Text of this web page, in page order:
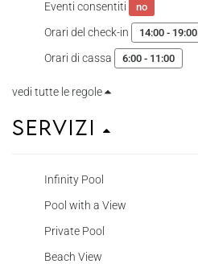
Eventi consentiti no
Orari del check-in 14:00 - 19:00
Orari di cassa 6:00 - 11:00
vedi tutte le regole
Servizi
Infinity Pool
Pool with a View
Private Pool
Beach View